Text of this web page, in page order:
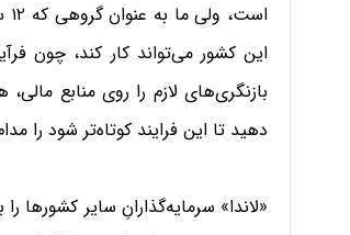
این کشور می‌تواند کار کند، چون
بازنگری‌های لازم را روی منابع
دهید تا این فرایند کوتاه‌تر شود را
«لاندا» سرمایه‌گذارانِ سایر کشورها